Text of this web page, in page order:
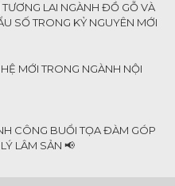
LAI NGÀNH ĐỒ GỖ VÀ
SỐ TRONG KỶ NGUYÊN MỚI
MỚI TRONG NGÀNH NỘI
CÔNG BUỔI TỌA ĐÀM GÓP
LÂM SẢN 📢